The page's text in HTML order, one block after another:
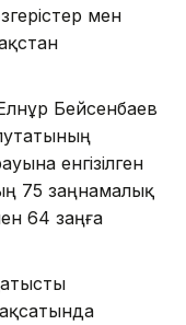
мен
Бейсенбаев
енгізілген
75 заңнамалық
64 заңға